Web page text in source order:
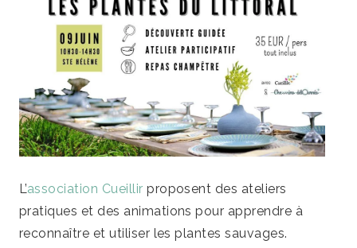
L’association Cueillir proposent des ateliers
pratiques et des animations pour apprendre à
reconnaître et utiliser les plantes sauvages.